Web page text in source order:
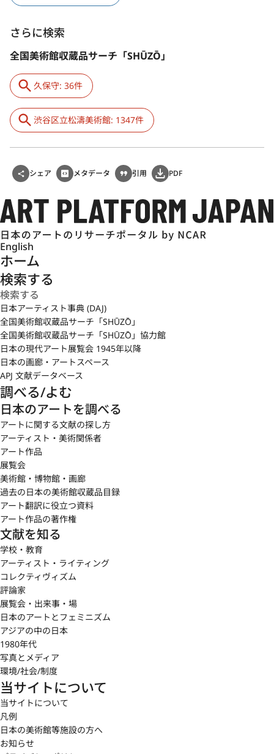
さらに検索
全国美術館収蔵品サーチ「SHŪZŌ」
久保守: 36件
渋谷区立松濤美術館: 1347件
シェア メタデータ 引用 PDF
English
ホーム
検索する
日本アーティスト事典 (DAJ)
全国美術館収蔵品サーチ「SHŪZŌ」
全国美術館収蔵品サーチ「SHŪZŌ」協力館
日本の現代アート展覧会 1945年以降
日本の画廊・アートスペース
APJ 文献データベース
調べる/よむ
日本のアートを調べる
アートに関する文献の探し方
アーティスト・美術関係者
アート作品
展覧会
美術館・博物館・画廊
過去の日本の美術館収蔵品目録
アート翻訳に役立つ資料
アート作品の著作権
文献を知る
学校・教育
アーティスト・ライティング
コレクティヴィズム
評論家
展覧会・出来事・場
日本のアートとフェミニズム
アジアの中の日本
1980年代
写真とメディア
環境/社会/制度
当サイトについて
当サイトについて
凡例
日本の美術館等施設の方へ
お知らせ